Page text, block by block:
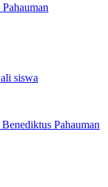
siswa
Pahauman